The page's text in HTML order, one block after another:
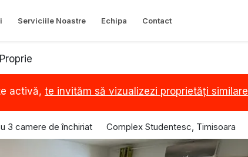
Serviciile Noastre Echipa Contact
activă, te invităm să vizualizezi proprietăți similare
3 camere de închiriat Complex Studentesc, Timisoara